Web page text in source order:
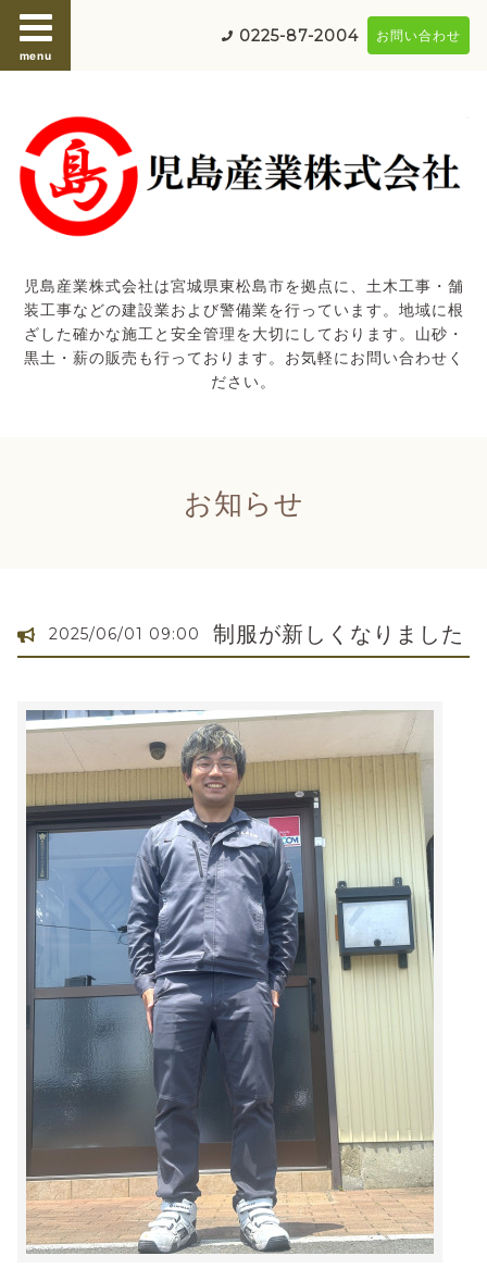
menu
0225-87-2004 お問い合わせ
児島産業株式会社は宮城県東松島市を拠点に、土木工事・舗
装工事などの建設業および警備業を行っています。地域に根
ざした確かな施工と安全管理を大切にしております。山砂・
黒土・薪の販売も行っております。お気軽にお問い合わせく
ださい。
お知らせ
2025/06/01 09:00 制服が新しくなりました